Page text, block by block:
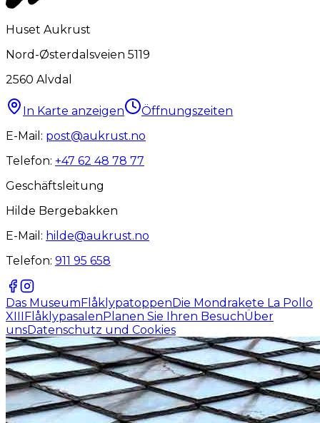
Huset Aukrust
Nord-Østerdalsveien 5119
2560 Alvdal
In Karte anzeigen
Öffnungszeiten
E-Mail: post@aukrust.no
Telefon: +47 62 48 78 77
Geschäftsleitung
Hilde Bergebakken
E-Mail: hilde@aukrust.no
Telefon: 911 95 658
Das MuseumFlåklypatoppenDie Mondrakete La Pollo
XIIIFlåklypasalenPlanen Sie Ihren BesuchÜber
unsDatenschutz und Cookies